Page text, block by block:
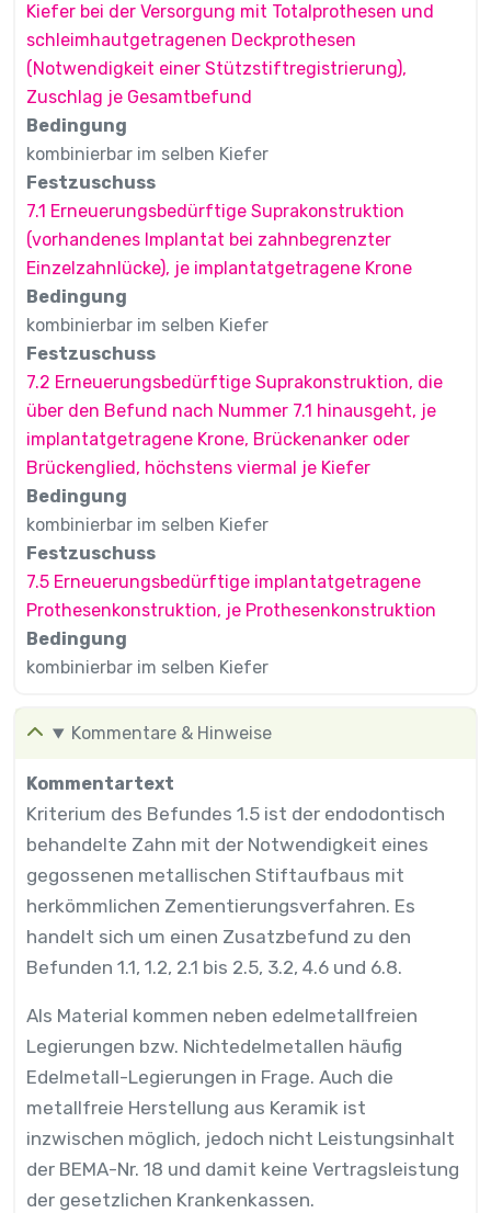
Kiefer bei der Versorgung mit Totalprothesen und
schleimhautgetragenen Deckprothesen
(Notwendigkeit einer Stützstiftregistrierung),
Zuschlag je Gesamtbefund
Bedingung
kombinierbar im selben Kiefer
Festzuschuss
7.1 Erneuerungsbedürftige Suprakonstruktion
(vorhandenes Implantat bei zahnbegrenzter
Einzelzahnlücke), je implantatgetragene Krone
Bedingung
kombinierbar im selben Kiefer
Festzuschuss
7.2 Erneuerungsbedürftige Suprakonstruktion, die
über den Befund nach Nummer 7.1 hinausgeht, je
implantatgetragene Krone, Brückenanker oder
Brückenglied, höchstens viermal je Kiefer
Bedingung
kombinierbar im selben Kiefer
Festzuschuss
7.5 Erneuerungsbedürftige implantatgetragene
Prothesenkonstruktion, je Prothesenkonstruktion
Bedingung
kombinierbar im selben Kiefer
Kommentare & Hinweise
Kommentartext
Kriterium des Befundes 1.5 ist der endodontisch
behandelte Zahn mit der Notwendigkeit eines
gegossenen metallischen Stiftaufbaus mit
herkömmlichen Zementierungsverfahren. Es
handelt sich um einen Zusatzbefund zu den
Befunden 1.1, 1.2, 2.1 bis 2.5, 3.2, 4.6 und 6.8.
Als Material kommen neben edelmetallfreien
Legierungen bzw. Nichtedelmetallen häufig
Edelmetall-Legierungen in Frage. Auch die
metallfreie Herstellung aus Keramik ist
inzwischen möglich, jedoch nicht Leistungsinhalt
der BEMA-Nr. 18 und damit keine Vertragsleistung
der gesetzlichen Krankenkassen.